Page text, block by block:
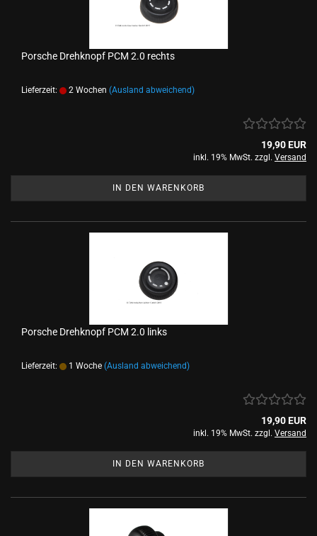
Porsche Drehknopf PCM 2.0 rechts
Lieferzeit: 2 Wochen (Ausland abweichend)
19,90 EUR
inkl. 19% MwSt. zzgl. Versand
IN DEN WARENKORB
Porsche Drehknopf PCM 2.0 links
Lieferzeit: 1 Woche (Ausland abweichend)
19,90 EUR
inkl. 19% MwSt. zzgl. Versand
IN DEN WARENKORB